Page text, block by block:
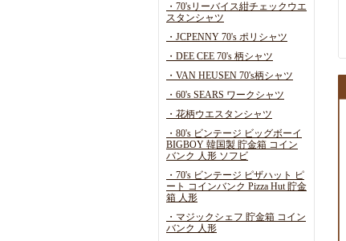
・70'sリーバイス紺チェックウエ
スタンシャツ
・JCPENNY 70's ポリシャツ
・DEE CEE 70's 柄シャツ
・VAN HEUSEN 70's柄シャツ
・60's SEARS ワークシャツ
・花柄ウエスタンシャツ
・80's ビンテージ ビッグボーイ
BIGBOY 韓国製 貯金箱 コイン
バンク 人形 ソフビ
・70's ビンテージ ピザハット ピ
ート コインバンク Pizza Hut 貯金
箱 人形
・マジックシェフ 貯金箱 コイン
バンク 人形